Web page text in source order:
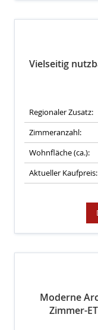
Vielseitig
Regionaler Zusatz:
Zimmeranzahl:
Wohnfläche (ca.):
Aktueller Kaufpreis:
Moderne
Zimmer-